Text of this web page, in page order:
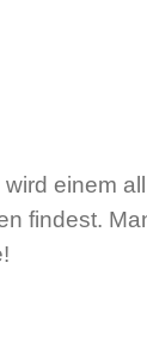
einem
findest.